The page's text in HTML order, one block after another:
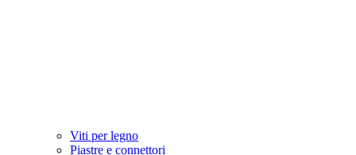
Viti per legno
Piastre e connettori